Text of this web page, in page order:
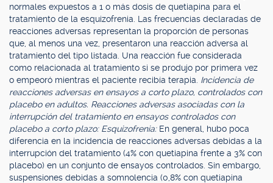
normales expuestos a 1 o más dosis de quetiapina para el
tratamiento de la esquizofrenia. Las frecuencias declaradas de
reacciones adversas representan la proporción de personas
que, al menos una vez, presentaron una reacción adversa al
tratamiento del tipo listada. Una reacción fue considerada
como relacionada al tratamiento si se produjo por primera vez
o empeoró mientras el paciente recibía terapia. Incidencia de
reacciones adversas en ensayos a corto plazo, controlados con
placebo en adultos. Reacciones adversas asociadas con la
interrupción del tratamiento en ensayos controlados con
placebo a corto plazo: Esquizofrenia: En general, hubo poca
diferencia en la incidencia de reacciones adversas debidas a la
interrupción del tratamiento (4% con quetiapina frente a 3% con
placebo) en un conjunto de ensayos controlados. Sin embargo,
suspensiones debidas a somnolencia (0,8% con quetiapina